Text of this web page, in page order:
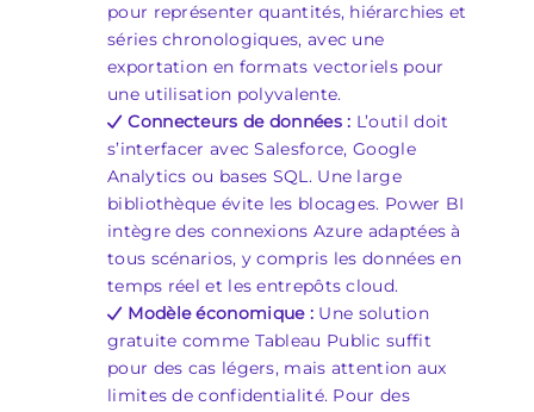
pour représenter quantités, hiérarchies et
séries chronologiques, avec une
exportation en formats vectoriels pour
une utilisation polyvalente.
Connecteurs de données : L’outil doit
s’interfacer avec Salesforce, Google
Analytics ou bases SQL. Une large
bibliothèque évite les blocages. Power BI
intègre des connexions Azure adaptées à
tous scénarios, y compris les données en
temps réel et les entrepôts cloud.
Modèle économique : Une solution
gratuite comme Tableau Public suffit
pour des cas légers, mais attention aux
limites de confidentialité. Pour des